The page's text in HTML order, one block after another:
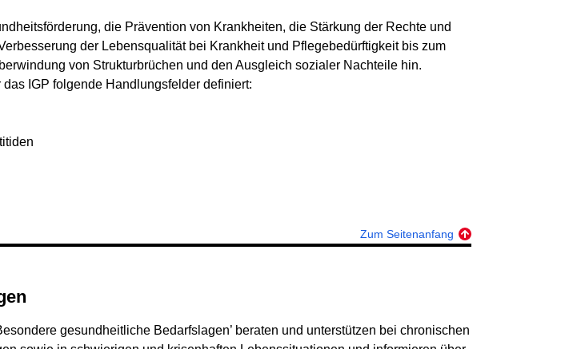
die Prävention von Krankheiten, die Stärkung der Rechte und
der Lebensqualität bei Krankheit und Pflegebedürftigkeit bis zum
von Strukturbrüchen und den Ausgleich sozialer Nachteile hin.
IGP folgende Handlungsfelder definiert:
Zum Seitenanfang
gesundheitliche Bedarfslagen’ beraten und unterstützen bei chronischen